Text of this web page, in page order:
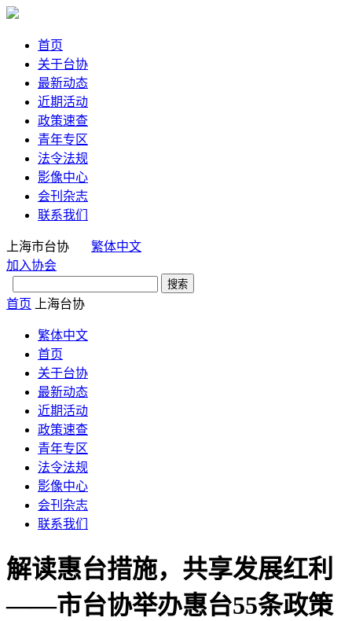
首页
关于台协
最新动态
近期活动
政策速查
青年专区
法令法规
影像中心
会刊杂志
联系我们
上海市台协
繁体中文
加入协会
首页 上海台协
繁体中文
首页
关于台协
最新动态
近期活动
政策速查
青年专区
法令法规
影像中心
会刊杂志
联系我们
解读惠台措施，共享发展红利
——市台协举办惠台55条政策